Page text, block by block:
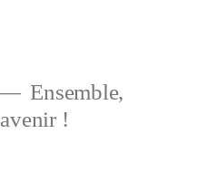
Ensemble,
!